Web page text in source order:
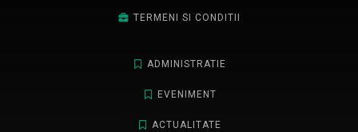
TERMENI SI CONDITII
ADMINISTRATIE
EVENIMENT
ACTUALITATE